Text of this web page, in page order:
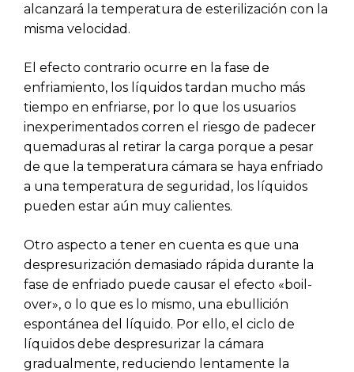
alcanzará la temperatura de esterilización con la
misma velocidad.
El efecto contrario ocurre en la fase de
enfriamiento, los líquidos tardan mucho más
tiempo en enfriarse, por lo que los usuarios
inexperimentados corren el riesgo de padecer
quemaduras al retirar la carga porque a pesar
de que la temperatura cámara se haya enfriado
a una temperatura de seguridad, los líquidos
pueden estar aún muy calientes.
Otro aspecto a tener en cuenta es que una
despresurización demasiado rápida durante la
fase de enfriado puede causar el efecto «boil-
over», o lo que es lo mismo, una ebullición
espontánea del líquido. Por ello, el ciclo de
líquidos debe despresurizar la cámara
gradualmente, reduciendo lentamente la